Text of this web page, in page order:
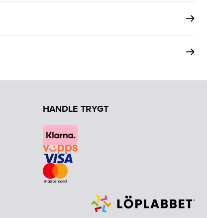
HANDLE TRYGT